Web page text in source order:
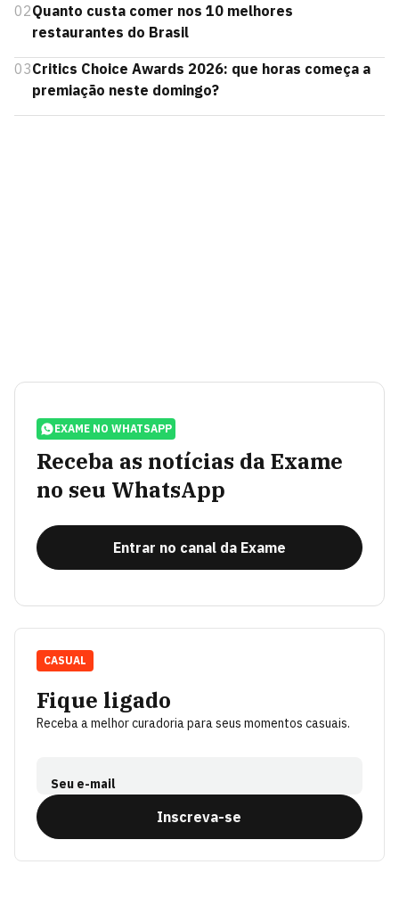
02Quanto custa comer nos 10 melhores
restaurantes do Brasil
03Critics Choice Awards 2026: que horas começa a
premiação neste domingo?
EXAME NO WHATSAPP
Receba as notícias da Exame
no seu WhatsApp
Entrar no canal da Exame
Fique ligado
Receba a melhor curadoria para seus momentos casuais.
Seu e-mail
Inscreva-se
CASUAL